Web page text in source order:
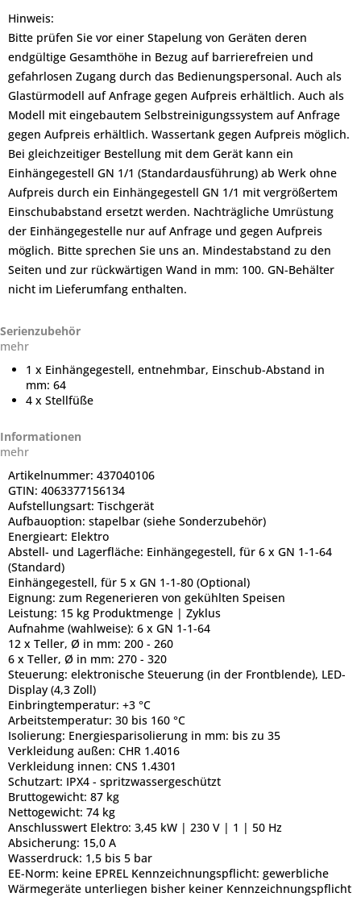
Hinweis:
Bitte prüfen Sie vor einer Stapelung von Geräten deren
endgültige Gesamthöhe in Bezug auf barrierefreien und
gefahrlosen Zugang durch das Bedienungspersonal. Auch als
Glastürmodell auf Anfrage gegen Aufpreis erhältlich. Auch als
Modell mit eingebautem Selbstreinigungssystem auf Anfrage
gegen Aufpreis erhältlich. Wassertank gegen Aufpreis möglich.
Bei gleichzeitiger Bestellung mit dem Gerät kann ein
Einhängegestell GN 1/1 (Standardausführung) ab Werk ohne
Aufpreis durch ein Einhängegestell GN 1/1 mit vergrößertem
Einschubabstand ersetzt werden. Nachträgliche Umrüstung
der Einhängegestelle nur auf Anfrage und gegen Aufpreis
möglich. Bitte sprechen Sie uns an. Mindestabstand zu den
Seiten und zur rückwärtigen Wand in mm: 100. GN-Behälter
nicht im Lieferumfang enthalten.
Serienzubehör
mehr
1 x Einhängegestell, entnehmbar, Einschub-Abstand in
mm: 64
4 x Stellfüße
Informationen
mehr
Artikelnummer: 437040106
GTIN: 4063377156134
Aufstellungsart: Tischgerät
Aufbauoption: stapelbar (siehe Sonderzubehör)
Energieart: Elektro
Abstell- und Lagerfläche: Einhängegestell, für 6 x GN 1-1-64
(Standard)
Einhängegestell, für 5 x GN 1-1-80 (Optional)
Eignung: zum Regenerieren von gekühlten Speisen
Leistung: 15 kg Produktmenge | Zyklus
Aufnahme (wahlweise): 6 x GN 1-1-64
12 x Teller, Ø in mm: 200 - 260
6 x Teller, Ø in mm: 270 - 320
Steuerung: elektronische Steuerung (in der Frontblende), LED-
Display (4,3 Zoll)
Einbringtemperatur: +3 °C
Arbeitstemperatur: 30 bis 160 °C
Isolierung: Energiesparisolierung in mm: bis zu 35
Verkleidung außen: CHR 1.4016
Verkleidung innen: CNS 1.4301
Schutzart: IPX4 - spritzwassergeschützt
Bruttogewicht: 87 kg
Nettogewicht: 74 kg
Anschlusswert Elektro: 3,45 kW | 230 V | 1 | 50 Hz
Absicherung: 15,0 A
Wasserdruck: 1,5 bis 5 bar
EE-Norm: keine EPREL Kennzeichnungspflicht: gewerbliche
Wärmegeräte unterliegen bisher keiner Kennzeichnungspflicht